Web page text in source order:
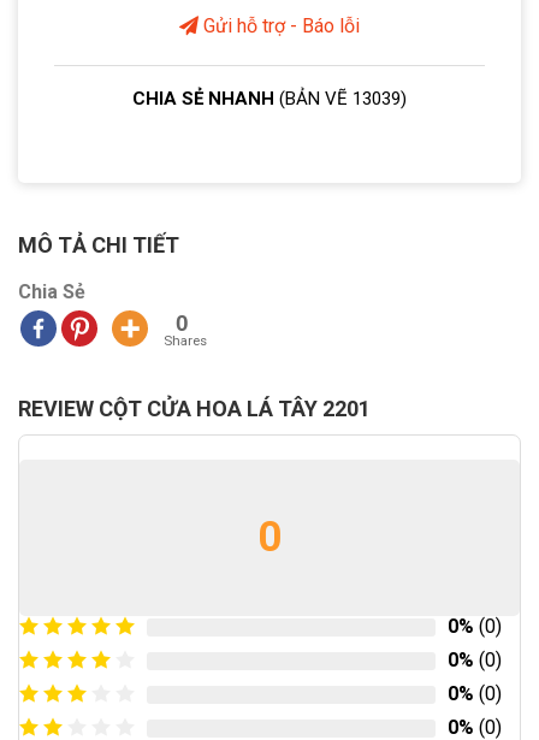
Gửi hỗ trợ - Báo lỗi
CHIA SẺ NHANH (BẢN VẼ 13039)
MÔ TẢ CHI TIẾT
Chia Sẻ
0
Shares
REVIEW CỘT CỬA HOA LÁ TÂY 2201
0
0% (0)
0% (0)
0% (0)
0% (0)